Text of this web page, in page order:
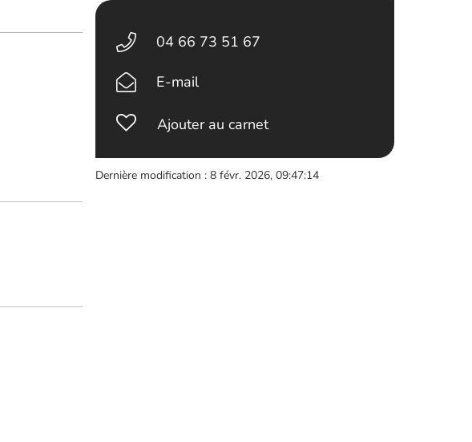
04 66 73 51 67
E-mail
Ajouter au carnet
Dernière modification : 8 févr. 2026, 09:47:14